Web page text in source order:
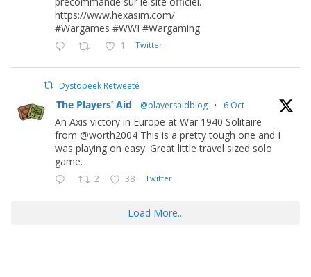
https://www.hexasim.com/
#Wargames #WWI #Wargaming
1 Twitter
Dystopeek Retweeté
The Players’ Aid @playersaidblog · 6 Oct
An Axis victory in Europe at War 1940 Solitaire
from @worth2004 This is a pretty tough one and I
was playing on easy. Great little travel sized solo
game.
2 38 Twitter
Load More...